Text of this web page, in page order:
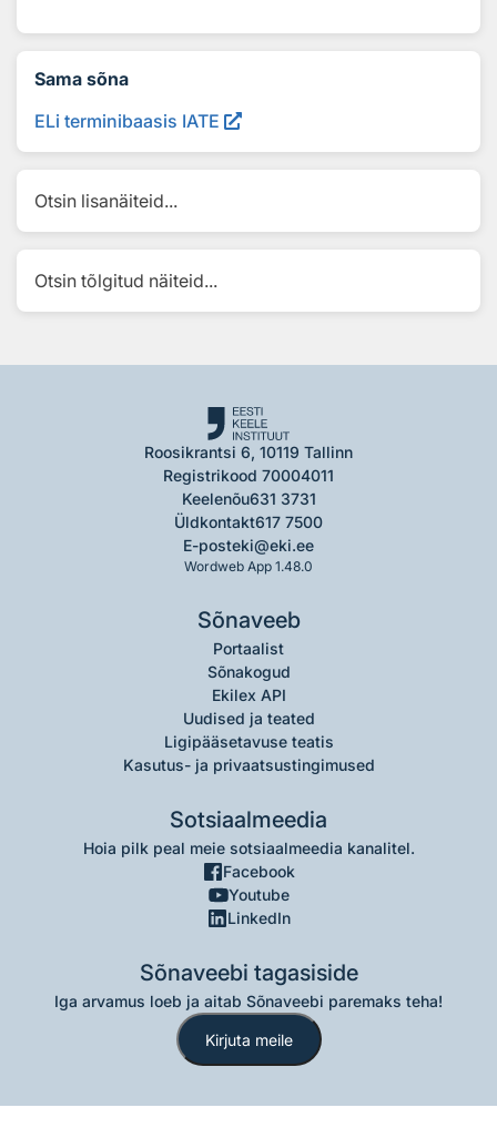
Sama sõna
ELi terminibaasis IATE
Otsin lisanäiteid...
Otsin tõlgitud näiteid...
Roosikrantsi 6, 10119 Tallinn
Registrikood 70004011
Keelenõu631 3731
Üldkontakt617 7500
E-posteki@eki.ee
Wordweb App 1.48.0
Sõnaveeb
Portaalist
Sõnakogud
Ekilex API
Uudised ja teated
Ligipääsetavuse teatis
Kasutus- ja privaatsustingimused
Sotsiaalmeedia
Hoia pilk peal meie sotsiaalmeedia kanalitel.
Facebook
Youtube
LinkedIn
Sõnaveebi tagasiside
Iga arvamus loeb ja aitab Sõnaveebi paremaks teha!
Kirjuta meile